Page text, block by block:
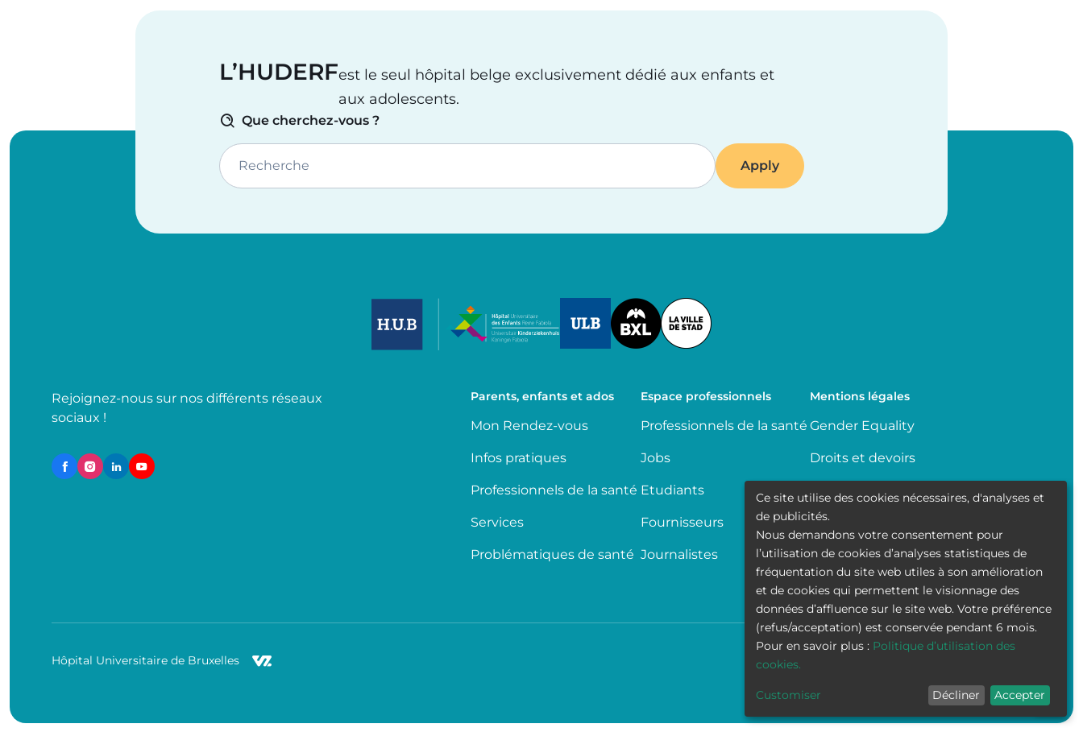
L’HUDERFest le seul hôpital belge exclusivement dédié aux enfants et
aux adolescents.
Que cherchez-vous ?
Recherche
Image
Rejoignez-nous sur nos différents réseaux
sociaux !
Parents, enfants et ados
Mon Rendez-vous
Infos pratiques
Professionnels de la santé
Services
Problématiques de santé
Espace professionnels
Professionnels de la santé
Jobs
Etudiants
Fournisseurs
Journalistes
Mentions légales
Gender Equality
Droits et devoirs
Partage de données
médicales
Transparence
Politique de la vie privée
Accessibilité
Hôpital Universitaire de Bruxelles
Ce site utilise des cookies nécessaires, d'analyses et
de publicités.
Nous demandons votre consentement pour
l’utilisation de cookies d’analyses statistiques de
fréquentation du site web utiles à son amélioration
et de cookies qui permettent le visionnage des
données d’affluence sur le site web. Votre préférence
(refus/acceptation) est conservée pendant 6 mois.
Pour en savoir plus : Politique d’utilisation des
cookies.
Customiser Décliner Accepter